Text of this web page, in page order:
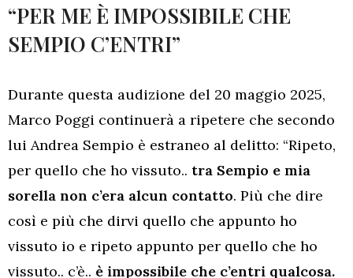
“PER ME È IMPOSSIBILE CHE
SEMPIO C’ENTRI”
Durante questa audizione del 20 maggio 2025,
Marco Poggi continuerà a ripetere che secondo
lui Andrea Sempio è estraneo al delitto: “Ripeto,
per quello che ho vissuto.. tra Sempio e mia
sorella non c’era alcun contatto. Più che dire
così e più che dirvi quello che appunto ho
vissuto io e ripeto appunto per quello che ho
vissuto.. c’è.. è impossibile che c’entri qualcosa.